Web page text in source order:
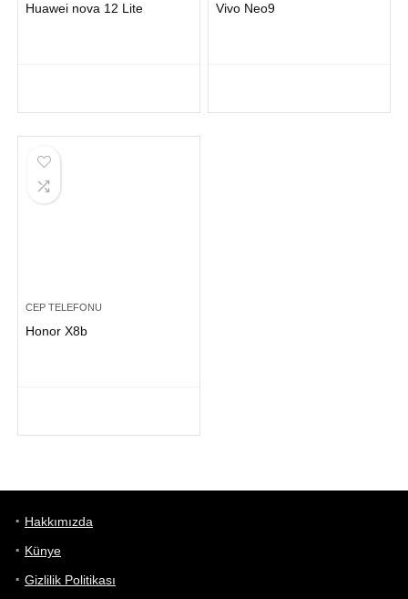
Huawei nova 12 Lite Vivo Neo9
CEP TELEFONU
Honor X8b
Hakkımızda
Künye
Gizlilik Politikası